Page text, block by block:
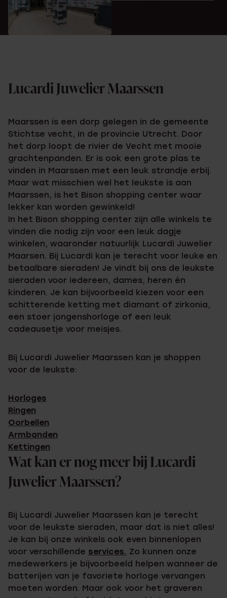
Lucardi Juwelier Maarssen
Maarssen is een dorp gelegen in de gemeente
Stichtse vecht, in de provincie Utrecht. Door
het dorp loopt de rivier de Vecht met mooie
grachtenpanden. Er is ook een grote plas te
vinden in Maarssen met een leuk strandje erbij.
Maar wat misschien wel het leukste is aan
Maarssen, is het Bison shopping center waar
lekker kan worden gewinkeld!
In het Bison shopping center zijn alle winkels te
vinden die nodig zijn voor een leuk dagje
winkelen, waaronder natuurlijk Lucardi Juwelier
Maarsen. Bij Lucardi kan je terecht voor leuke en
betaalbare sieraden! Je vindt bij ons de leukste
sieraden voor iedereen, dames, heren én
kinderen. Je kan bijvoorbeeld kiezen voor een
schitterende ketting met diamant of zirkonia,
een stoer jongenshorloge of een leuk
cadeausetje voor meisjes.
Bij Lucardi Juwelier Maarssen kan je shoppen
voor de leukste:
Horloges
Ringen
Oorbellen
Armbanden
Kettingen
Wat kan er nog meer bij Lucardi
Juwelier Maarssen?
Bij Lucardi Juwelier Maarssen kan je terecht
voor de leukste sieraden, maar dat is niet alles!
Je kan bij onze winkels ook even binnenlopen
voor verschillende services. Zo kunnen onze
medewerkers je bijvoorbeeld helpen wanneer de
batterijen van je favoriete horloge vervangen
moeten worden. Maar ook voor het graveren